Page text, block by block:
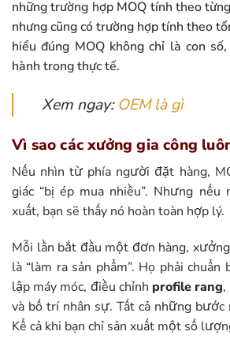
những trường hợp MOQ tính theo
nhưng cũng có trường hợp tính theo
hiểu đúng MOQ không chỉ là con
hành trong thực tế.
Xem ngay:OEM là gì
Vì sao các xưởng gia công
Nếu nhìn từ phía người đặt hàng,
giác “bị ép mua nhiều”. Nhưng
xuất, bạn sẽ thấy nó hoàn toàn hợp lý.
Mỗi lần bắt đầu một đơn hàng,
là “làm ra sản phẩm”. Họ phải
lập máy móc, điều chỉnh profile rang
và bố trí nhân sự. Tất cả những bước
Kể cả khi bạn chỉ sản xuất một số